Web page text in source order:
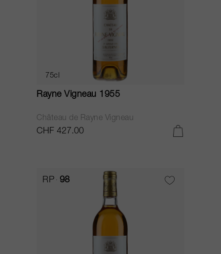
75cl
Rayne Vigneau 1955
Château de Rayne Vigneau
CHF 427.00
RP 98